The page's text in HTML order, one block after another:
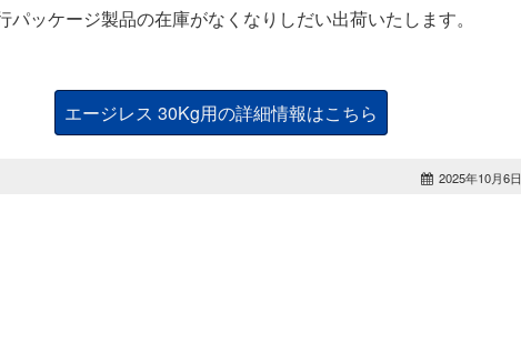
パッケージ製品の在庫がなくなりしだい出荷いたします。
エージレス 30Kg用の詳細情報はこちら
2025年10月6日